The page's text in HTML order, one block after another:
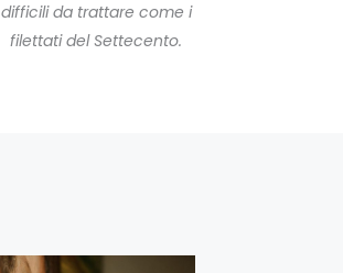
difficili da trattare come i
filettati del Settecento.